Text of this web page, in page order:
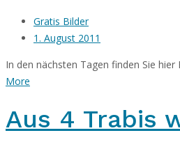
Gratis Bilder
1. August 2011
In den nächsten Tagen finden Sie
More
Aus 4 Trabis